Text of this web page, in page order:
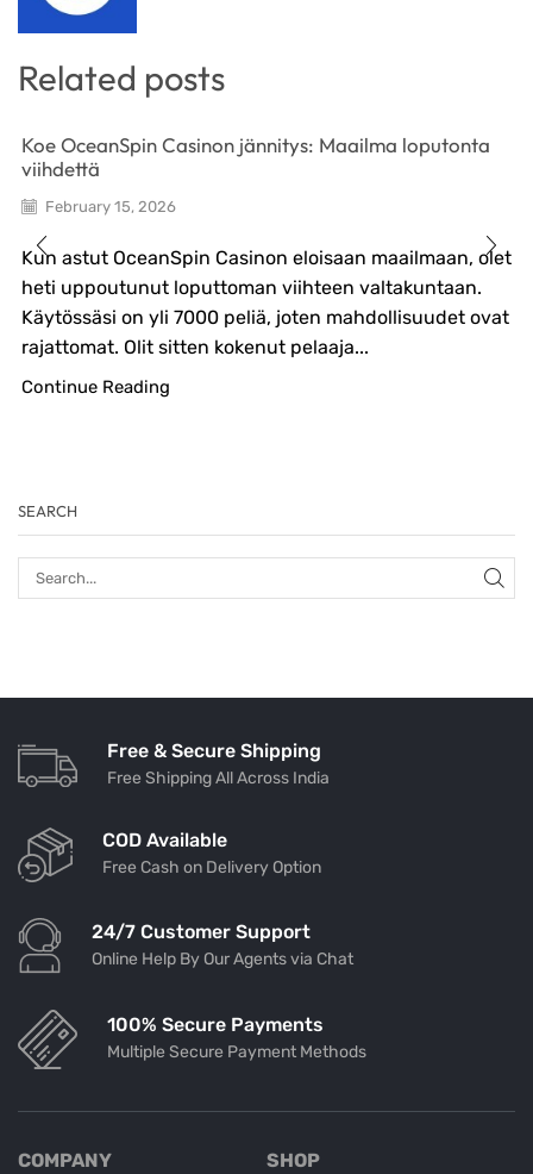
Related posts
Koe OceanSpin Casinon jännitys: Maailma loputonta
viihdettä
February 15, 2026
Kun astut OceanSpin Casinon eloisaan maailmaan, olet
heti uppoutunut loputtoman viihteen valtakuntaan.
Käytössäsi on yli 7000 peliä, joten mahdollisuudet ovat
rajattomat. Olit sitten kokenut pelaaja...
Continue Reading
SEARCH
Free & Secure Shipping
Free Shipping All Across India
COD Available
Free Cash on Delivery Option
24/7 Customer Support
Online Help By Our Agents via Chat
100% Secure Payments
Multiple Secure Payment Methods
COMPANY SHOP